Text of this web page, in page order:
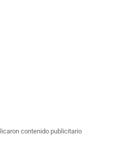
contenido publicitario